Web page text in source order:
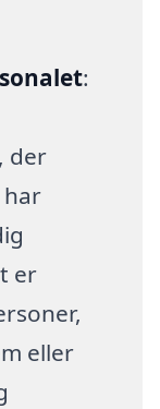
:
der
har
er
eller